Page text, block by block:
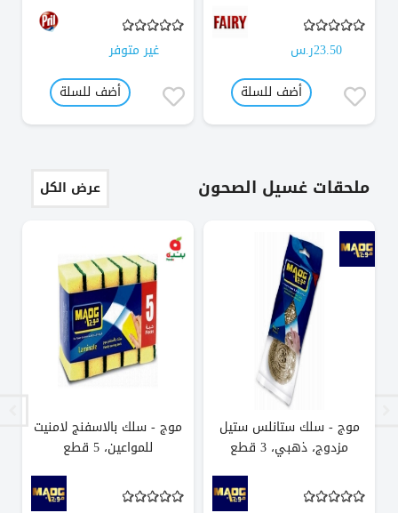
23.50ر.س
أضف للسلة
غير متوفر
أضف للسلة
ملحقات غسيل الصحون
موج - سلك ستانلس ستيل
مزدوج، ذهبي، 3 قطع
موج - سلك بالاسفنج لامنيت
للمواعين، 5 قطع
عرض الكل